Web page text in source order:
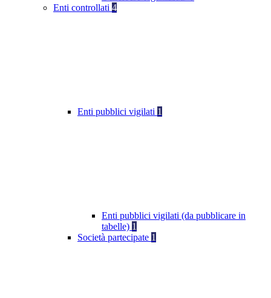
Enti controllati 4
Enti pubblici vigilati 1
Enti pubblici vigilati (da pubblicare in
tabelle) 1
Società partecipate 1